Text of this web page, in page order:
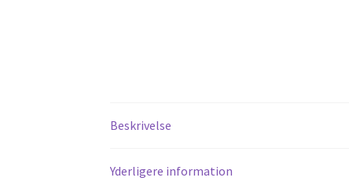
Beskrivelse
Yderligere information